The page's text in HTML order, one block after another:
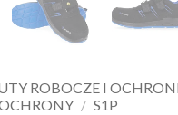
ROBOCZE I
/ S1P